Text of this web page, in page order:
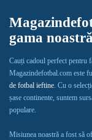
gama
Cauți cadoul perfect
Magazindefotbal.com este
de fotbal ieftine. Cu o
șase continente, suntem
populare.
Misiunea noastră a fost să